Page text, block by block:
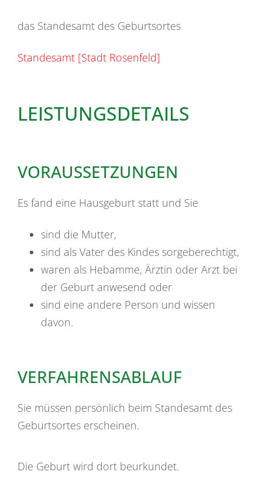
das Standesamt des Geburtsortes
Standesamt [Stadt Rosenfeld]
LEISTUNGSDETAILS
VORAUSSETZUNGEN
Es fand eine Hausgeburt statt und Sie
sind die Mutter,
sind als Vater des Kindes sorgeberechtigt,
waren als Hebamme, Ärztin oder Arzt bei
der Geburt anwesend oder
sind eine andere Person und wissen
davon.
VERFAHRENSABLAUF
Sie müssen persönlich beim Standesamt des
Geburtsortes erscheinen.
Die Geburt wird dort beurkundet.